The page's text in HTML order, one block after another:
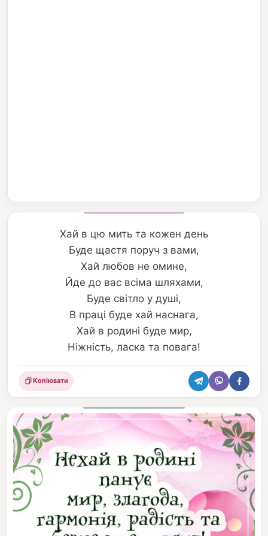
Хай в цю мить та кожен день
Буде щастя поруч з вами,
Хай любов не омине,
Йде до вас всіма шляхами,
Буде світло у душі,
В праці буде хай наснага,
Хай в родині буде мир,
Ніжність, ласка та повага!
Поділитися
Копіювати